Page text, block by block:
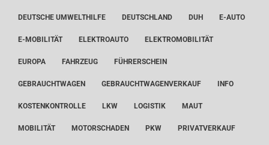
DEUTSCHE UMWELTHILFE DEUTSCHLAND DUH E-AUTO
E-MOBILITÄT ELEKTROAUTO ELEKTROMOBILITÄT
EUROPA FAHRZEUG FÜHRERSCHEIN
GEBRAUCHTWAGEN GEBRAUCHTWAGENVERKAUF INFO
KOSTENKONTROLLE LKW LOGISTIK MAUT
MOBILITÄT MOTORSCHADEN PKW PRIVATVERKAUF